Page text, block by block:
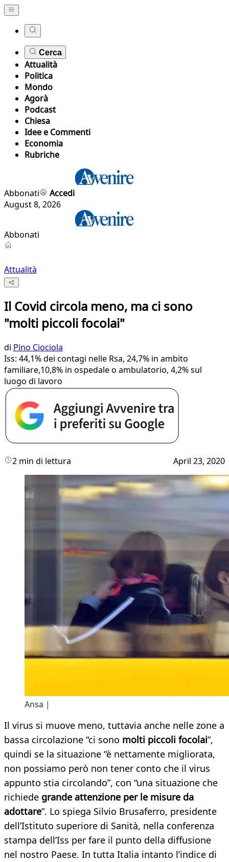
Cerca
Attualità
Politica
Mondo
Agorà
Podcast
Chiesa
Idee e Commenti
Economia
Rubriche
Abbonati
Accedi
August 8, 2026
Abbonati
Attualità
Il Covid circola meno, ma ci sono
"molti piccoli focolai"
di Pino Ciociola
Iss: 44,1% dei contagi nelle Rsa, 24,7% in ambito
familiare,10,8% in ospedale o ambulatorio, 4,2% sul
luogo di lavoro
2 min di lettura April 23, 2020
Ansa |
Il virus si muove meno, tuttavia anche nelle zone a
bassa circolazione “ci sono molti piccoli focolai”,
quindi se la situazione “è nettamente migliorata,
non possiamo però non tener conto che il virus
appunto stia circolando”, con “una situazione che
richiede grande attenzione per le misure da
adottare”. Lo spiega Silvio Brusaferro, presidente
dell’Istituto superiore di Sanità, nella conferenza
stampa dell’Iss per fare il punto della diffusione
nel nostro Paese. In tutta Italia intanto l’indice di